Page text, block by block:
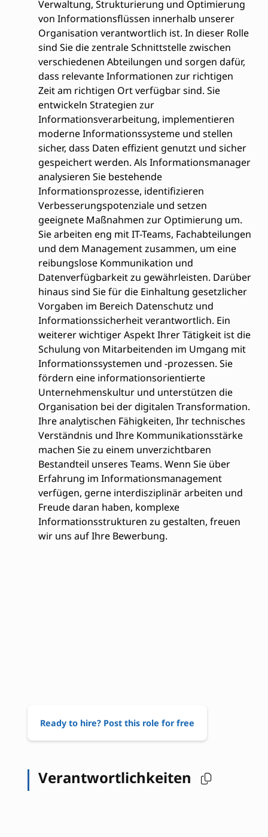
Verwaltung, Strukturierung und Optimierung
von Informationsflüssen innerhalb unserer
Organisation verantwortlich ist. In dieser Rolle
sind Sie die zentrale Schnittstelle zwischen
verschiedenen Abteilungen und sorgen dafür,
dass relevante Informationen zur richtigen
Zeit am richtigen Ort verfügbar sind. Sie
entwickeln Strategien zur
Informationsverarbeitung, implementieren
moderne Informationssysteme und stellen
sicher, dass Daten effizient genutzt und sicher
gespeichert werden. Als Informationsmanager
analysieren Sie bestehende
Informationsprozesse, identifizieren
Verbesserungspotenziale und setzen
geeignete Maßnahmen zur Optimierung um.
Sie arbeiten eng mit IT-Teams, Fachabteilungen
und dem Management zusammen, um eine
reibungslose Kommunikation und
Datenverfügbarkeit zu gewährleisten. Darüber
hinaus sind Sie für die Einhaltung gesetzlicher
Vorgaben im Bereich Datenschutz und
Informationssicherheit verantwortlich. Ein
weiterer wichtiger Aspekt Ihrer Tätigkeit ist die
Schulung von Mitarbeitenden im Umgang mit
Informationssystemen und -prozessen. Sie
fördern eine informationsorientierte
Unternehmenskultur und unterstützen die
Organisation bei der digitalen Transformation.
Ihre analytischen Fähigkeiten, Ihr technisches
Verständnis und Ihre Kommunikationsstärke
machen Sie zu einem unverzichtbaren
Bestandteil unseres Teams. Wenn Sie über
Erfahrung im Informationsmanagement
verfügen, gerne interdisziplinär arbeiten und
Freude daran haben, komplexe
Informationsstrukturen zu gestalten, freuen
wir uns auf Ihre Bewerbung.
Ready to hire? Post this role for free
Verantwortlichkeiten